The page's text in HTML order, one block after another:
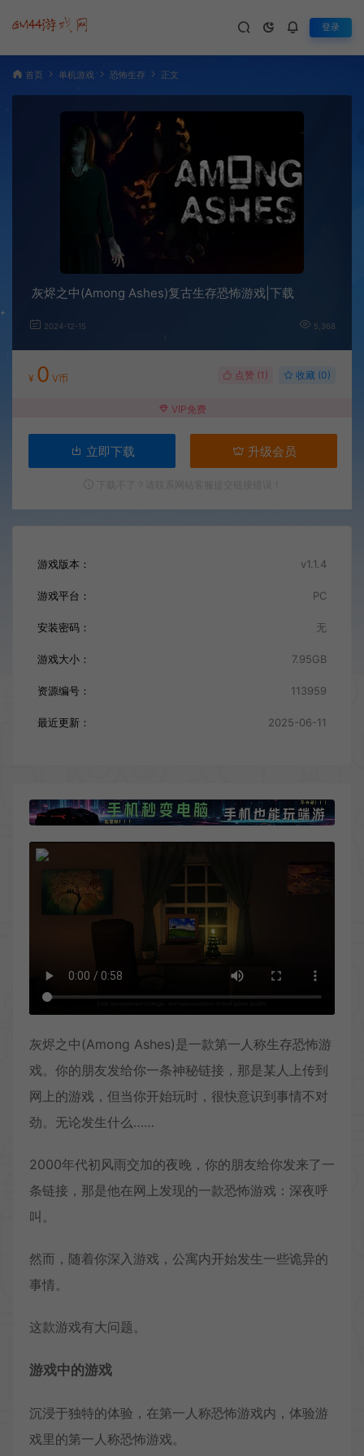
登录
首页 单机游戏 恐怖生存 正文
灰烬之中(Among Ashes)复古生存恐怖游戏|下载
2024-12-15 5,368
¥ 0 V币 点赞 (1 ) 收藏 (0)
VIP免费
立即下载 升级会员
游戏版本： v1.1.4
游戏平台： PC
安装密码： 无
游戏大小： 7.95GB
资源编号： 113959
最近更新： 2025-06-11
灰烬之中(Among Ashes)是一款第一人称生存恐怖游
戏。你的朋友发给你一条神秘链接，那是某人上传到
网上的游戏，但当你开始玩时，很快意识到事情不对
劲。无论发生什么……
2000年代初风雨交加的夜晚，你的朋友给你发来了一
条链接，那是他在网上发现的一款恐怖游戏：深夜呼
叫。
然而，随着你深入游戏，公寓内开始发生一些诡异的
事情。
这款游戏有大问题。
游戏中的游戏
沉浸于独特的体验，在第一人称恐怖游戏内，体验游
戏里的第一人称恐怖游戏。